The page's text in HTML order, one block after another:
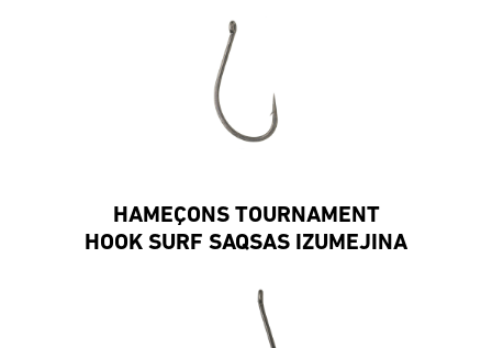
HAMEÇONS TOURNAMENT
HOOK SURF SAQSAS IZUMEJINA